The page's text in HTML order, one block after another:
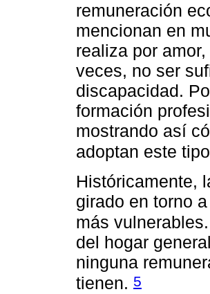
remuneración
mencionan en
realiza por
veces, no ser
discapacidad.
formación
mostrando así
adoptan este
Históricamente,
girado en torno
más vulnerables.
del hogar
ninguna
tienen. 5